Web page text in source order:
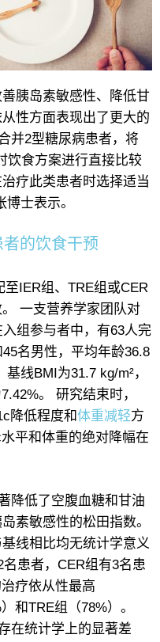
胰岛素敏感性、降低甘
性方面表现出了更大的
并2型糖尿病患者，将
饮食方案进行直接比较
疗此类患者时选择适当
士表示。
的饮食干预
IER组、TRE组或CER
一支营养学家团队对
组参与者中，有63人完
名男性，平均年龄36.8
线BMI为31.7 kg/m²，
。 研究结束时，
降低程度和体重减轻方
平和体重的绝对降幅在
降低了空腹血糖和甘油
素敏感性的松田指数。
线相比均无统计学意义
患者，CER组有3名患
疗依从性最高
和TRE组（78%）。
在统计学上的显著差